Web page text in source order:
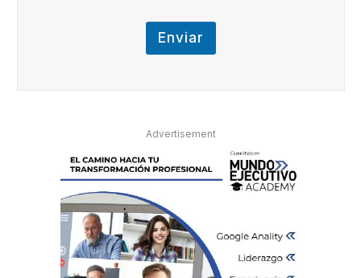
Enviar
Advertisement